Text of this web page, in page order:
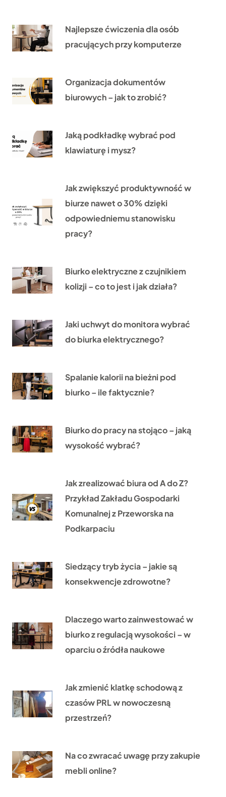
Najlepsze ćwiczenia dla osób
pracujących przy komputerze
Organizacja dokumentów
biurowych – jak to zrobić?
Jaką podkładkę wybrać pod
klawiaturę i mysz?
Jak zwiększyć produktywność w
biurze nawet o 30% dzięki
odpowiedniemu stanowisku
pracy?
Biurko elektryczne z czujnikiem
kolizji – co to jest i jak działa?
Jaki uchwyt do monitora wybrać
do biurka elektrycznego?
Spalanie kalorii na bieżni pod
biurko – ile faktycznie?
Biurko do pracy na stojąco – jaką
wysokość wybrać?
Jak zrealizować biura od A do Z?
Przykład Zakładu Gospodarki
Komunalnej z Przeworska na
Podkarpaciu
Siedzący tryb życia – jakie są
konsekwencje zdrowotne?
Dlaczego warto zainwestować w
biurko z regulacją wysokości – w
oparciu o źródła naukowe
Jak zmienić klatkę schodową z
czasów PRL w nowoczesną
przestrzeń?
Na co zwracać uwagę przy zakupie
mebli online?